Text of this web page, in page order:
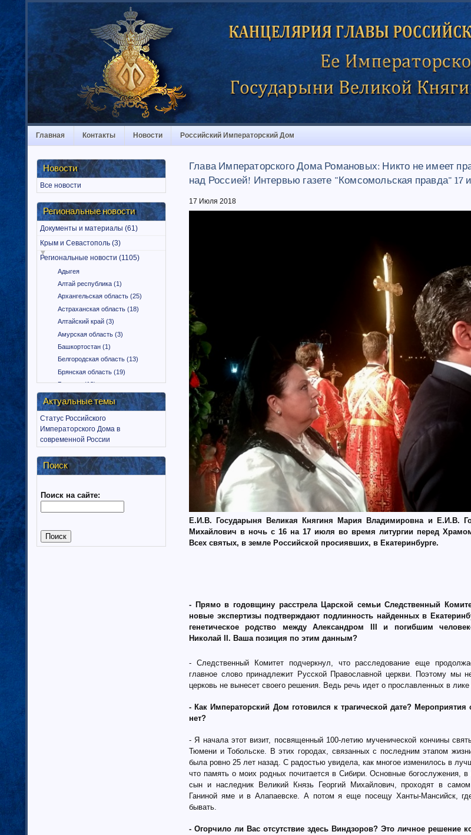
Главная Контакты Новости Российский Императорский Дом
Новости
Все новости
Региональные новости
Документы и материалы (61)
Крым и Севастополь (3)
Региональные новости (1105)
Адыгея
Алтай республика (1)
Архангельская область (25)
Астраханская область (18)
Алтайский край (3)
Амурская область (3)
Башкортостан (1)
Белгородская область (13)
Брянская область (19)
Бурятия (12)
Владимирская область (15)
Вологодская область (9)
Воронежская область (18)
Дагестан (1)
Еврейская автономная область
(1)
Забайкальский край (2)
Иркутская область (11)
Калмыкия (6)
Калужская область (37)
Актуальные темы
Статус Российского
Императорского Дома в
современной России
Поиск
Поиск на сайте:
Глава Императорского Дома Романовых: Никто не имеет
над Россией! Интервью газете "Комсомольская правда" 17
17 Июля 2018
Е.И.В. Государыня Великая Княгиня Мария Владимировна и Е.И.В.
Михайлович в ночь c 16 на 17 июля во время литургии перед
Всех святых, в земле Российской просиявших, в Екатеринбурге.
- Прямо в годовщину расстрела Царской семьи Следственный
новые экспертизы подтверждают подлинность найденных в
генетическое родство между Александром III и погибшим
Николай II. Ваша позиция по этим данным?
- Следственный Комитет подчеркнул, что расследование еще
главное слово принадлежит Русской Православной церкви. Поэтому мы
церковь не вынесет своего решения. Ведь речь идет о прославленных в лике
- Как Императорский Дом готовился к трагической дате? Мероприятия
нет?
- Я начала этот визит, посвященный 100-летию мученической кончины
Тюмени и Тобольске. В этих городах, связанных с последним этапом
была ровно 25 лет назад. С радостью увидела, как многое изменилось в
что память о моих родных почитается в Сибири. Основные богослужения,
сын и наследник Великий Князь Георгий Михайлович, проходят в
Ганиной яме и в Алапаевске. А потом я еще посещу Ханты-Мансийск,
бывать.
- Огорчило ли Вас отсутствие здесь Виндзоров? Это личное решение